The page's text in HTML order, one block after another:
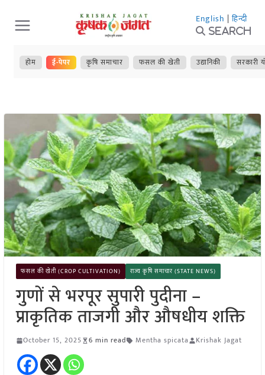
Skip
to
content
English | हिन्दी
Search
होम ई-पेपर कृषि समाचार फसल की खेती उद्यानिकी सरकारी
फसल की खेती (CROP CULTIVATION) राज्य कृषि समाचार (STATE NEWS)
गुणों से भरपूर सुपारी पुदीना –
प्राकृतिक ताजगी और औषधीय शक्ति
October 15, 2025 6 min read Mentha spicata Krishak Jagat